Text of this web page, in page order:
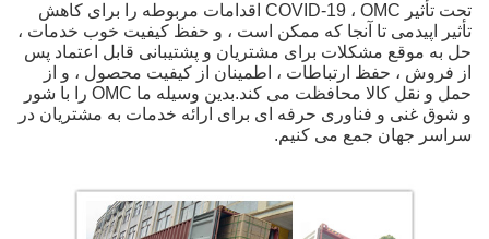
تحت تأثیر COVID-19 ، OMC اقدامات مربوطه را برای کاهش
تأثیر اپیدمی تا آنجا که ممکن است ، و حفظ کیفیت خوب خدمات ،
حل به موقع مشکلات برای مشتریان و پشتیبانی قابل اعتماد پس
از فروش ، حفظ ارتباطات ، اطمینان از کیفیت محصول ، و از
حمل و نقل کالا محافظت می کند.بدین وسیله ما OMC را با شور
و شوق غنی و فناوری حرفه ای برای ارائه خدمات به مشتریان در
سراسر جهان جمع می كنیم.